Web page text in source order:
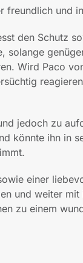
freundlich und
den Schutz
solange
Wird Paco
jedoch zu
könnte ihn in
einer
und weiter
zu einem